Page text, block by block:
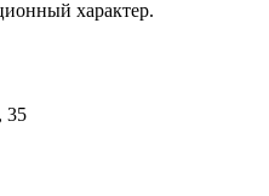
характер.
35